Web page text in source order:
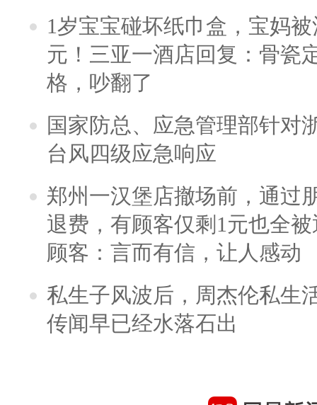
1岁宝宝碰坏纸巾盒，宝妈
元！三亚一酒店回复：骨瓷
格，吵翻了
国家防总、应急管理部针对
台风四级应急响应
郑州一汉堡店撤场前，通过
退费，有顾客仅剩1元也全
顾客：言而有信，让人感动
私生子风波后，周杰伦私生
传闻早已经水落石出